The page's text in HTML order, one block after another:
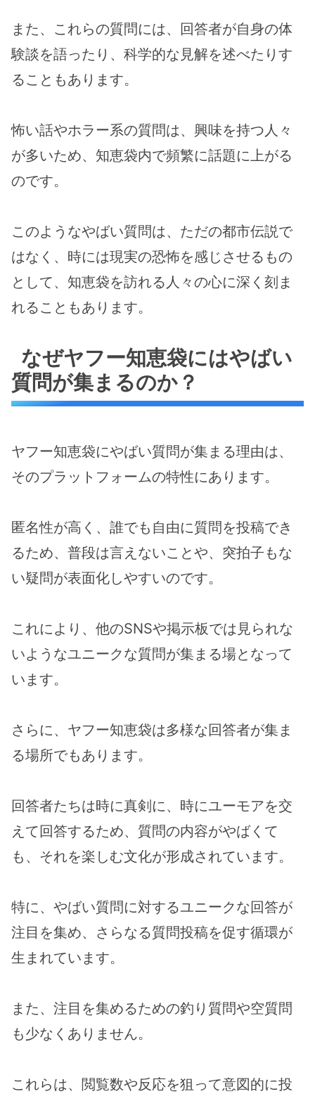
また、これらの質問には、回答者が自身の体
験談を語ったり、科学的な見解を述べたりす
ることもあります。
怖い話やホラー系の質問は、興味を持つ人々
が多いため、知恵袋内で頻繁に話題に上がる
のです。
このようなやばい質問は、ただの都市伝説で
はなく、時には現実の恐怖を感じさせるもの
として、知恵袋を訪れる人々の心に深く刻ま
れることもあります。
なぜヤフー知恵袋にはやばい
質問が集まるのか？
ヤフー知恵袋にやばい質問が集まる理由は、
そのプラットフォームの特性にあります。
匿名性が高く、誰でも自由に質問を投稿でき
るため、普段は言えないことや、突拍子もな
い疑問が表面化しやすいのです。
これにより、他のSNSや掲示板では見られな
いようなユニークな質問が集まる場となって
います。
さらに、ヤフー知恵袋は多様な回答者が集ま
る場所でもあります。
回答者たちは時に真剣に、時にユーモアを交
えて回答するため、質問の内容がやばくて
も、それを楽しむ文化が形成されています。
特に、やばい質問に対するユニークな回答が
注目を集め、さらなる質問投稿を促す循環が
生まれています。
また、注目を集めるための釣り質問や空質問
も少なくありません。
これらは、閲覧数や反応を狙って意図的に投